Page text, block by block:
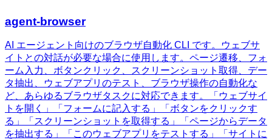
agent-browser
AI エージェント向けのブラウザ自動化 CLI です。ウェブサ
イトとの対話が必要な場合に使用します。ページ遷移、フォ
ーム入力、ボタンクリック、スクリーンショット取得、デー
タ抽出、ウェブアプリのテスト、ブラウザ操作の自動化な
ど、あらゆるブラウザタスクに対応できます。「ウェブサイ
トを開く」「フォームに記入する」「ボタンをクリックす
る」「スクリーンショットを取得する」「ページからデータ
を抽出する」「このウェブアプリをテストする」「サイトに